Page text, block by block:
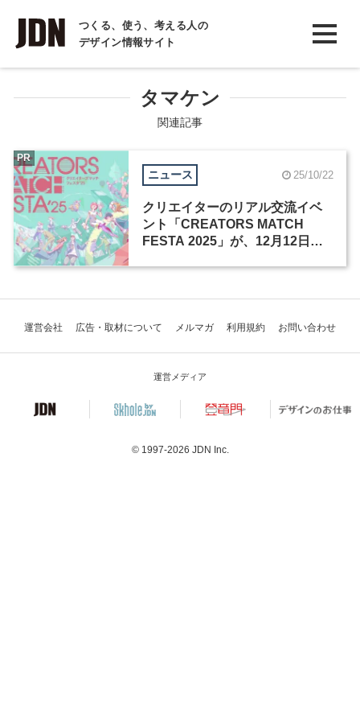
つくる、使う、考える人の
デザイン情報サイト
INTERVIEW
インタビュー
COLUMN
コラム
タマケン
関連記事
ニュース 25/10/22
クリエイターのリアル交流イベ
ント「CREATORS MATCH
FESTA 2025」が、12月12日に
PR
運営会社 広告・取材について メルマガ 利用規約 お問い合わせ
運営メディア
© 1997-2026 JDN Inc.